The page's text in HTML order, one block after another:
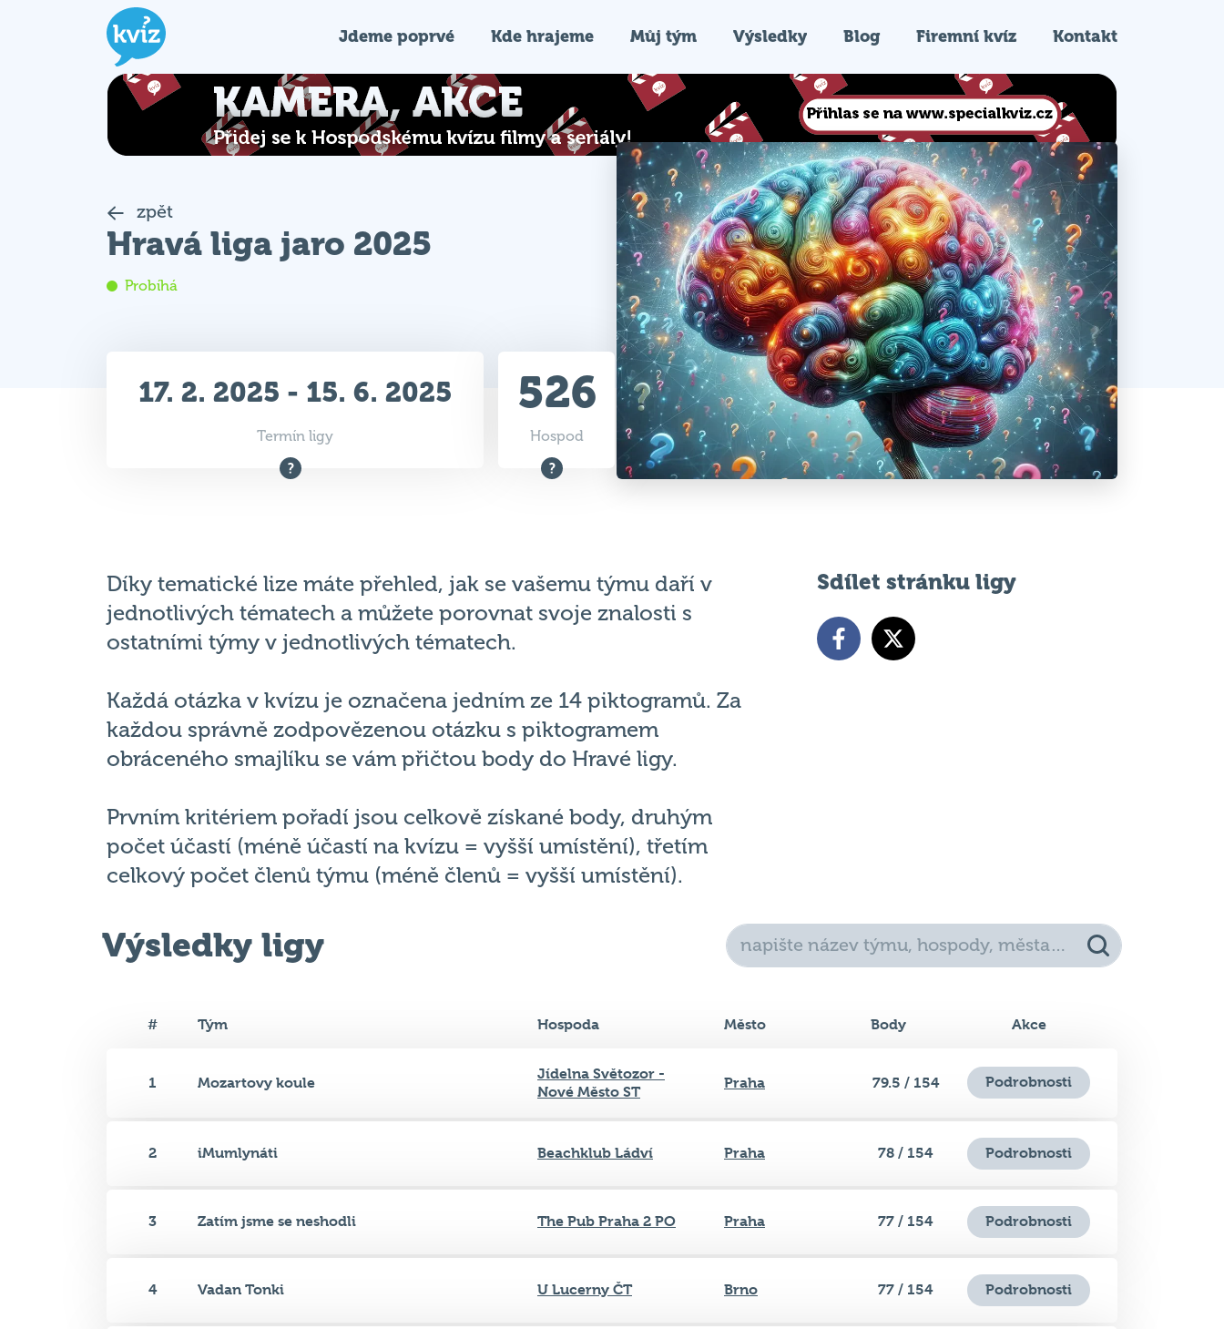
Jdeme poprvé Kde hrajeme Můj tým Výsledky Blog Firemní kvíz Kontakt
zpět
Hravá liga jaro 2025
Probíhá
17. 2. 2025 - 15. 6. 2025
Termín ligy
526
Hospod
Díky tematické lize máte přehled, jak se vašemu týmu daří v
jednotlivých tématech a můžete porovnat svoje znalosti s
ostatními týmy v jednotlivých tématech.
Každá otázka v kvízu je označena jedním ze 14 piktogramů. Za
každou správně zodpovězenou otázku s piktogramem
obráceného smajlíku se vám přičtou body do Hravé ligy.
Prvním kritériem pořadí jsou celkově získané body, druhým
počet účastí (méně účastí na kvízu = vyšší umístění), třetím
celkový počet členů týmu (méně členů = vyšší umístění).
Sdílet stránku ligy
Výsledky ligy
# Tým Hospoda Město Body Akce
1 Mozartovy koule
Jídelna Světozor -
Nové Město ST
Praha 79.5 / 154 Podrobnosti
2 iMumlynáti Beachklub Ládví Praha 78 / 154 Podrobnosti
3 Zatím jsme se neshodli The Pub Praha 2 PO Praha 77 / 154 Podrobnosti
4 Vadan Tonki U Lucerny ČT Brno 77 / 154 Podrobnosti